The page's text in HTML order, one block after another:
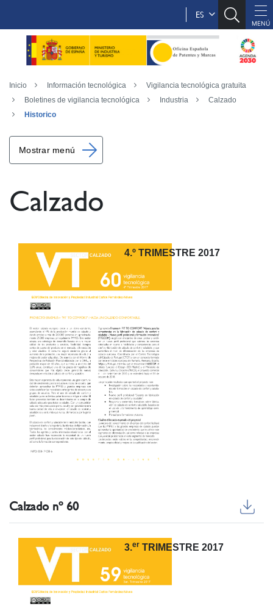
ES
Inicio Información tecnológica
Vigilancia tecnológica gratuita
Boletines de vigilancia tecnológica
Industria
Calzado
Historico
Mostrar menú
Calzado
4.º TRIMESTRE 2017
Calzado nº 60
3.er TRIMESTRE 2017